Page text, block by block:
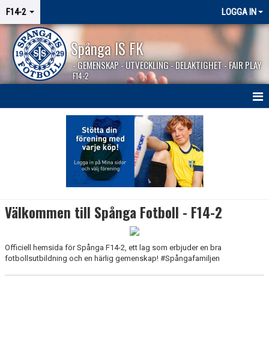
F14-2 LOGGA IN
Spånga IS FK
- GEMENSKAP - UTVECKLING - DELAKTIGHET - FAIR PLAY
F14-2
Välkommen till Spånga Fotboll - F14-2
Officiell hemsida för Spånga F14-2, ett lag som erbjuder en bra
fotbollsutbildning och en härlig gemenskap! #Spångafamiljen